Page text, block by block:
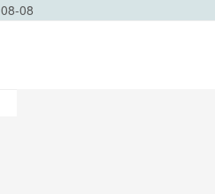
08-08